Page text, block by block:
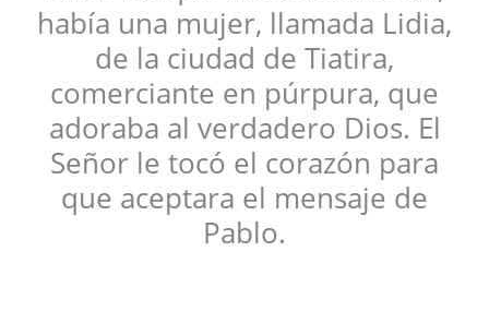
había una mujer, llamada Lidia,
de la ciudad de Tiatira,
comerciante en púrpura, que
adoraba al verdadero Dios. El
Señor le tocó el corazón para
que aceptara el mensaje de
Pablo.